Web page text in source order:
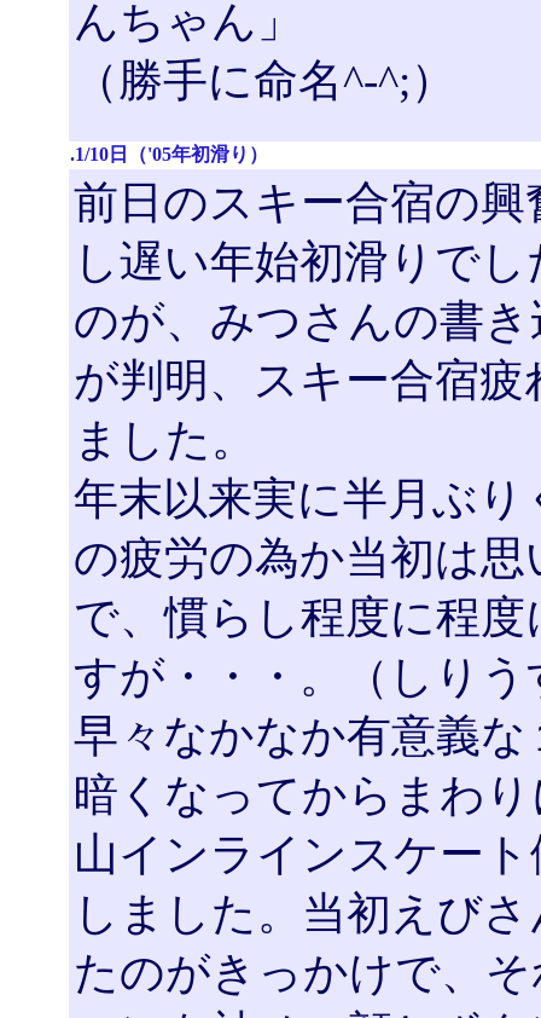
んちゃん」
（勝手に命名^-^;）
.1/10日（'05年初滑り）
前日のスキー合宿の
し遅い年始初滑りで
のが、みつさんの書
が判明、スキー合宿
ました。
年末以来実に半月ぶ
の疲労の為か当初は
で、慣らし程度に程
すが・・・。（しり
早々なかなか有意義
暗くなってからまわ
山インラインスケー
しました。当初えび
たのがきっかけで、